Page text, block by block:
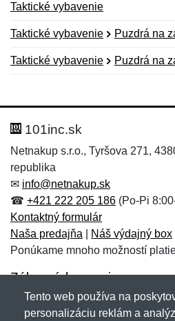
Taktické vybavenie
Taktické vybavenie Puzdrá na
Taktické vybavenie Puzdrá na
Hodnotenie:
Meno:*
E-mail:
Správa*
Meno:
E-mail:*
Správa*
101inc.sk
Netnakup s.r.o., Tyršova 271,
republika
✉ info@netnakup.sk
☎ +421 222 205 186 (Po-Pi
Kontaktný formulár
Naša predajňa
Náš výdajný box
Ponúkame mnoho možností
Zákaznícky servis
Novinky emailom
Tento web používa na
personalizáciu reklám a